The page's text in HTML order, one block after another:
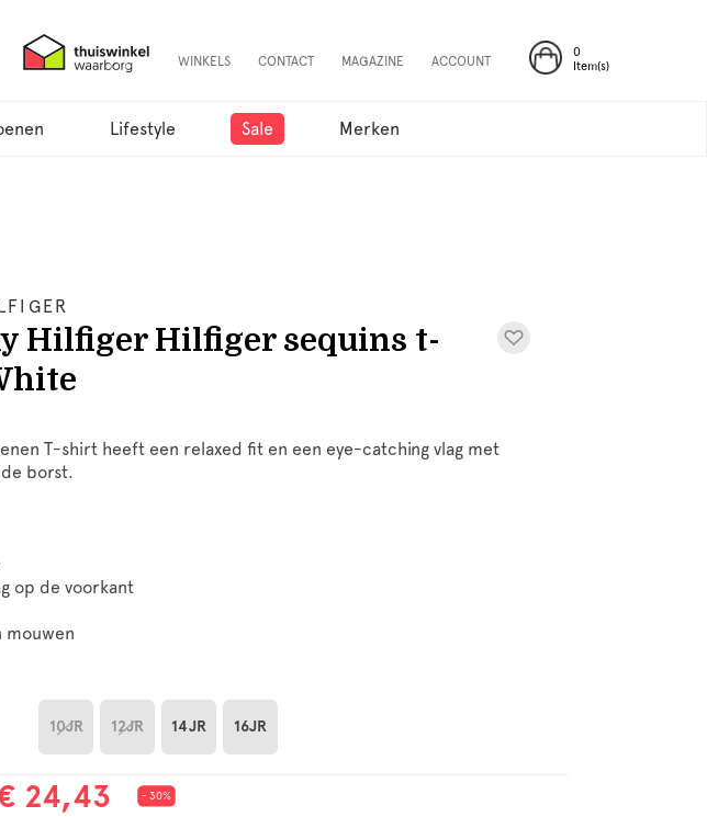
0
Item(s)
WINKELS CONTACT MAGAZINE ACCOUNT
Lifestyle Sale Merken
Hilfiger Hilfiger sequins t-
T-shirt heeft een relaxed fit en een eye-catching vlag met
borst.
op de voorkant
mouwen
10JR 12JR 14JR 16JR
24,43 - 30%